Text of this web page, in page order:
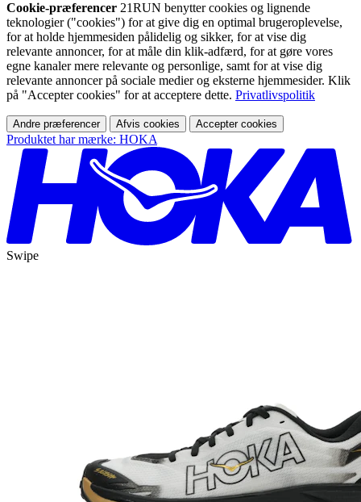
Cookie-præferencer 21RUN benytter cookies og lignende
teknologier ("cookies") for at give dig en optimal brugeroplevelse,
for at holde hjemmesiden pålidelig og sikker, for at vise dig
relevante annoncer, for at måle din klik-adfærd, for at gøre vores
egne kanaler mere relevante og personlige, samt for at vise dig
relevante annoncer på sociale medier og eksterne hjemmesider. Klik
på "Accepter cookies" for at acceptere dette. Privatlivspolitik
Andre præferencer Afvis cookies Accepter cookies
Produktet har mærke: HOKA
Swipe